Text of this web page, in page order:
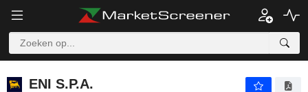
ENI S.P.A.
ENI S.P.A.